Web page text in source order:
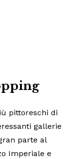
pittoreschi di
gallerie
parte al
Imperiale e